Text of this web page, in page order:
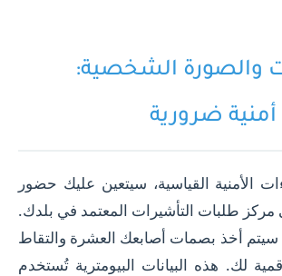
والصورة الشخصية:
أمنية ضرورية
الأمنية القياسية، سيتعين عليك حضور
طلبات التأشيرات المعتمد في بلدك.
سيتم أخذ بصمات أصابعك العشرة والتقاط
لك. هذه البيانات البيومترية تُستخدم